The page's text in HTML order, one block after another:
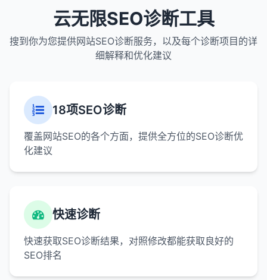
云无限SEO诊断工具
搜到你为您提供网站SEO诊断服务，以及每个诊断项目的详
细解释和优化建议
18项SEO诊断
覆盖网站SEO的各个方面，提供全方位的SEO诊断优
化建议
快速诊断
快速获取SEO诊断结果，对照修改都能获取良好的
SEO排名